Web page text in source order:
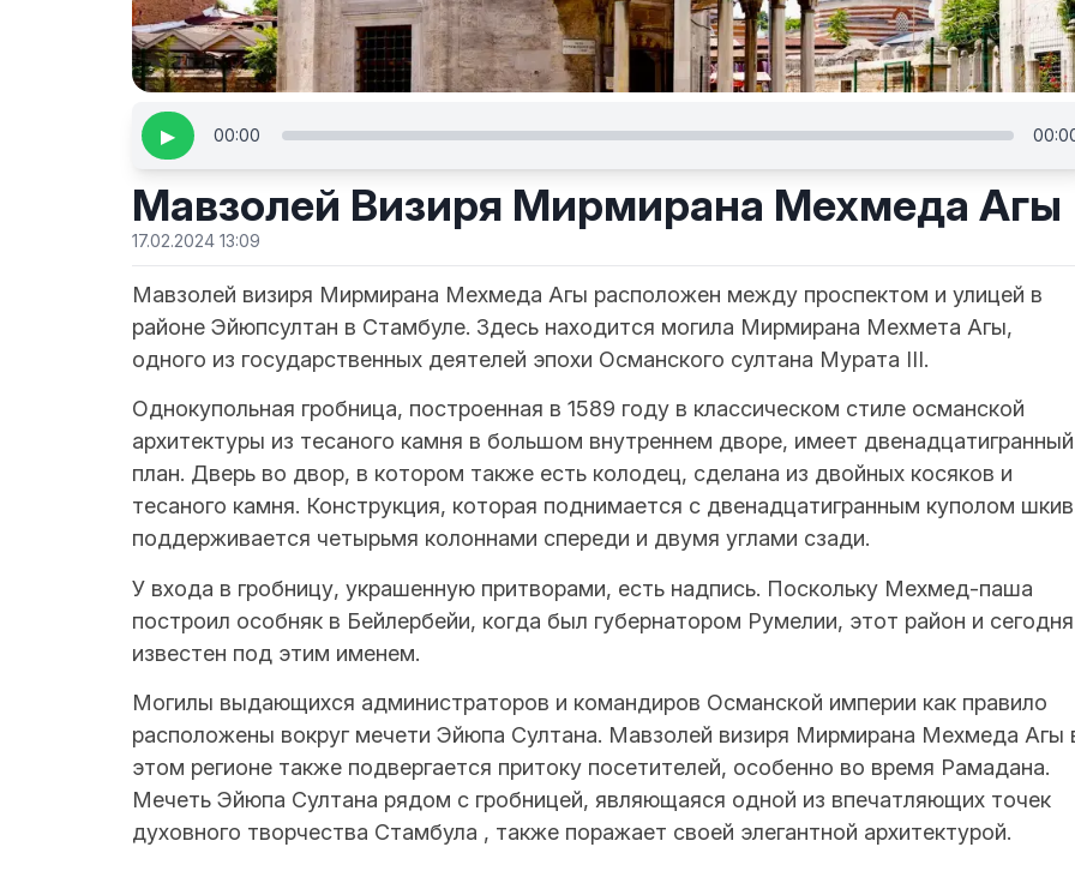
▶ 00:00
Мавзолей Визиря Мирмирана Мехмеда Агы
17.02.2024 13:09
Мавзолей визиря Мирмирана Мехмеда Агы расположен между проспектом и улицей в
районе Эйюпсултан в Стамбуле. Здесь находится могила Мирмирана Мехмета Агы,
одного из государственных деятелей эпохи Османского султана Мурата III.
Однокупольная гробница, построенная в 1589 году в классическом стиле османской
архитектуры из тесаного камня в большом внутреннем дворе, имеет двенадцатигранный
план. Дверь во двор, в котором также есть колодец, сделана из двойных косяков и
тесаного камня. Конструкция, которая поднимается с двенадцатигранным куполом
поддерживается четырьмя колоннами спереди и двумя углами сзади.
У входа в гробницу, украшенную притворами, есть надпись. Поскольку Мехмед-паша
построил особняк в Бейлербейи, когда был губернатором Румелии, этот район и сегодня
известен под этим именем.
Могилы выдающихся администраторов и командиров Османской империи как правило
расположены вокруг мечети Эйюпа Султана. Мавзолей визиря Мирмирана Мехмеда Агы
этом регионе также подвергается притоку посетителей, особенно во время Рамадана.
Мечеть Эйюпа Султана рядом с гробницей, являющаяся одной из впечатляющих точек
духовного творчества Стамбула , также поражает своей элегантной архитектурой.